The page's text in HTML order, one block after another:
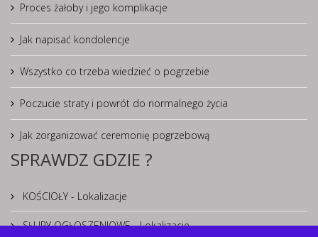
Proces żałoby i jego komplikacje
Jak napisać kondolencje
Wszystko co trzeba wiedzieć o pogrzebie
Poczucie straty i powrót do normalnego życia
Jak zorganizować ceremonię pogrzebową
SPRAWDZ GDZIE ?
KOŚCIOŁY - Lokalizacje
SŁUPY OGŁOSZENIOWE - Lokalizacje